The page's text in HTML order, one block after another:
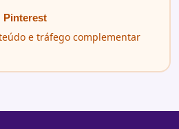
Pinterest
e tráfego complementar